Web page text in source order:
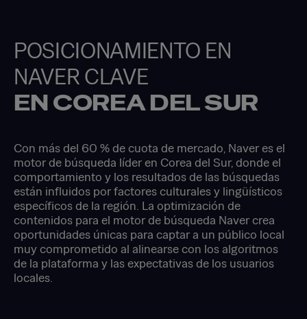
POSICIONAMIENTO EN
NAVER CLAVE
EN COREA DEL SUR
Con más del 60 % de cuota de mercado, Naver es el
motor de búsqueda líder en Corea del Sur, donde el
comportamiento y los resultados de las búsquedas
están influidos por factores culturales y lingüísticos
específicos de la región. La optimización de
contenidos para el motor de búsqueda Naver crea
oportunidades únicas para captar a un público local
muy comprometido al alinearse con los algoritmos
de la plataforma y las expectativas de los usuarios
locales.